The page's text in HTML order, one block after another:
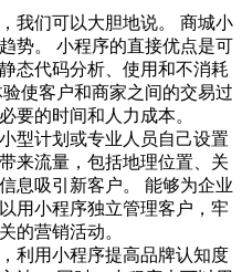
我们可以大胆地说。 商城小
势。 小程序的直接优点是可
态代码分析、使用和不消耗
使客户和商家之间的交易过
要的时间和人力成本。
型计划或专业人员自己设置
来流量，包括地理位置、关
息吸引新客户。 能够为企业
用小程序独立管理客户，牢
的营销活动。
利用小程序提高品牌认知度